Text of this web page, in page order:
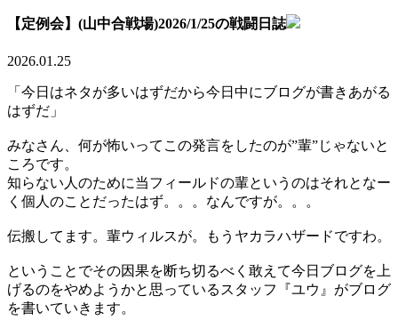
【定例会】(山中合戦場)2026/1/25の戦闘日誌
2026.01.25
「今日はネタが多いはずだから今日中にブログが書きあがる
はずだ」
みなさん、何が怖いってこの発言をしたのが”輩”じゃないと
ころです。
知らない人のために当フィールドの輩というのはそれとなー
く個人のことだったはず。。。なんですが。。。
伝搬してます。輩ウィルスが。もうヤカラハザードですわ。
ということでその因果を断ち切るべく敢えて今日ブログを上
げるのをやめようかと思っているスタッフ『ユウ』がブログ
を書いていきます。